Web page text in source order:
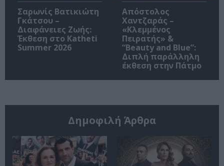
Σαρωνίς Βατικιώτη
Γκάτσου –
Διαφάνειες Ζωής:
Έκθεση στο Katheti
Summer 2026
Απόστολος
Χαντζαράς –
«Κλεμμένος
Πειρατής» &
“Beauty and Blue”:
Διπλή παράλληλη
έκθεση στην Πάτμο
Δημοφιλή Άρθρα